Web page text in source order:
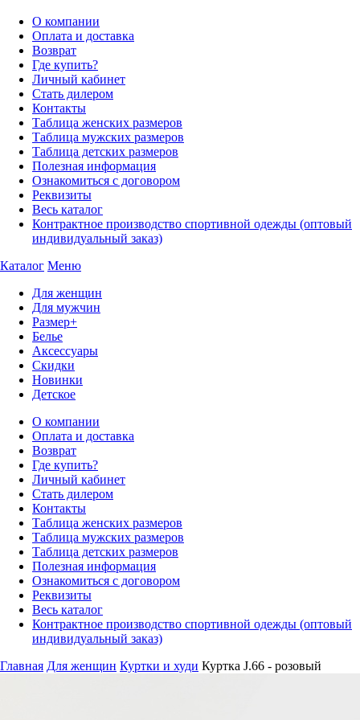
О компании
Оплата и доставка
Возврат
Где купить?
Личный кабинет
Стать дилером
Контакты
Таблица женских размеров
Таблица мужских размеров
Таблица детских размеров
Полезная информация
Ознакомиться с договором
Реквизиты
Весь каталог
Контрактное производство спортивной одежды (оптовый
индивидуальный заказ)
Каталог Меню
Для женщин
Для мужчин
Размер+
Белье
Аксессуары
Скидки
Новинки
Детское
О компании
Оплата и доставка
Возврат
Где купить?
Личный кабинет
Стать дилером
Контакты
Таблица женских размеров
Таблица мужских размеров
Таблица детских размеров
Полезная информация
Ознакомиться с договором
Реквизиты
Весь каталог
Контрактное производство спортивной одежды (оптовый
индивидуальный заказ)
Главная Для женщин Куртки и худи Куртка J.66 - розовый